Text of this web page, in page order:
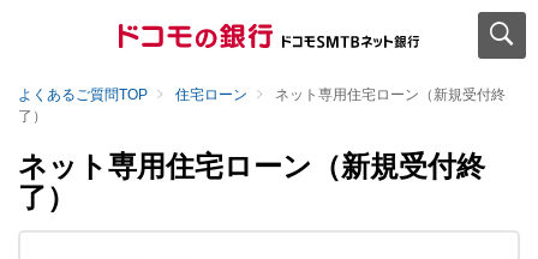
よくあるご質問TOP 住宅ローン
ネット専用住宅ローン（新規受付終
了）
ネット専用住宅ローン（新規受付終
了）